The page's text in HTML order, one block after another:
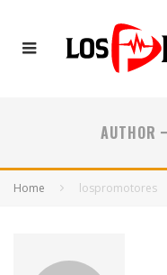
AUTHOR
Home lospromotores